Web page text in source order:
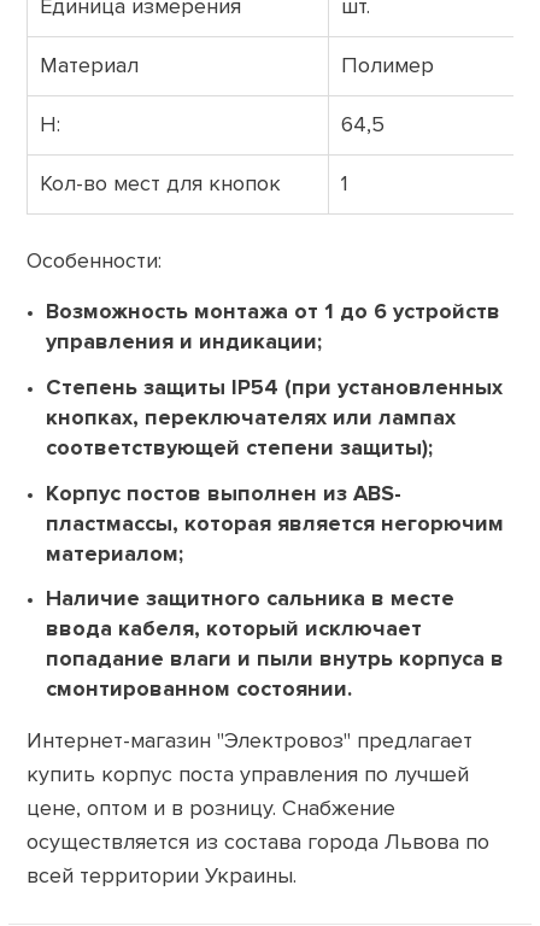
Единица измерения шт.
Материал Полимер
H: 64,5
Кол-во мест для кнопок 1
Особенности:
Возможность монтажа от 1 до 6 устройств
управления и индикации;
Степень защиты IP54 (при установленных
кнопках, переключателях или лампах
соответствующей степени защиты);
Корпус постов выполнен из ABS-
пластмассы, которая является негорючим
материалом;
Наличие защитного сальника в месте
ввода кабеля, который исключает
попадание влаги и пыли внутрь корпуса в
смонтированном состоянии.
Интернет-магазин "Электровоз" предлагает
купить корпус поста управления по лучшей
цене, оптом и в розницу. Снабжение
осуществляется из состава города Львова по
всей территории Украины.